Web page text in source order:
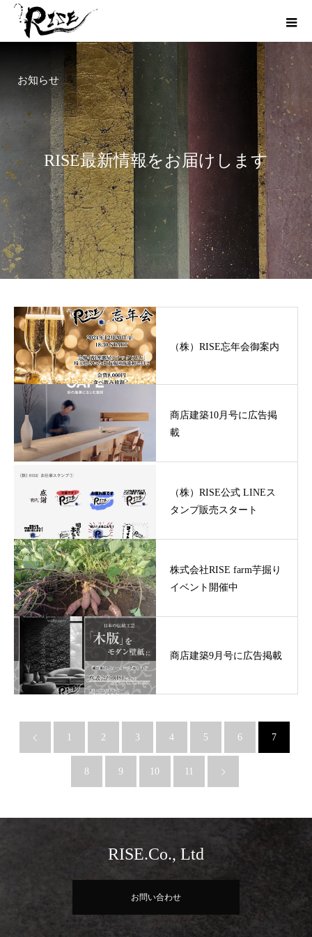
お知らせ
RISE最新情報をお届けし ま す
（株）RISE忘年会御案内
商店建築10月号に広告掲
載
（株）RISE公式 LINEス
タンプ販売スタート
株式会社RISE farm芋掘り
イベント開催中
商店建築9月号に広告掲載
1 2 3 4 5 6 7
8 9 10 11
RISE.Co., Ltd
お問い合わせ